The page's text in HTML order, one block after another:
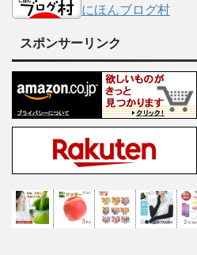
にほんブログ村
スポンサーリンク